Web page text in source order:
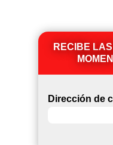
RECIBE
Dirección de